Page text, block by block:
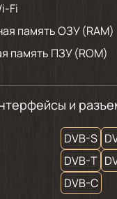
Fi
память ОЗУ (RAM)
память ПЗУ (ROM)
и
DVB-S
DVB-T
DVB-C